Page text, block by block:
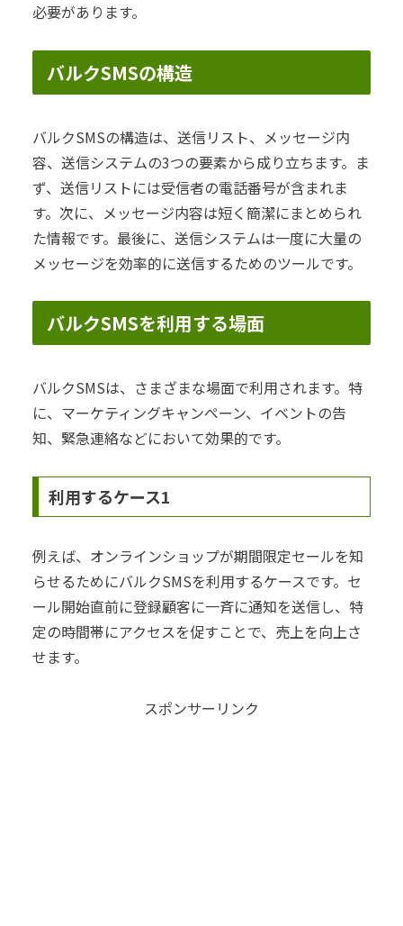
必要があります。
バルクSMSの構造
バルクSMSの構造は、送信リスト、メッセージ内
容、送信システムの3つの要素から成り立ちます。ま
ず、送信リストには受信者の電話番号が含まれま
す。次に、メッセージ内容は短く簡潔にまとめられ
た情報です。最後に、送信システムは一度に大量の
メッセージを効率的に送信するためのツールです。
バルクSMSを利用する場面
バルクSMSは、さまざまな場面で利用されます。特
に、マーケティングキャンペーン、イベントの告
知、緊急連絡などにおいて効果的です。
利用するケース1
例えば、オンラインショップが期間限定セールを知
らせるためにバルクSMSを利用するケースです。セ
ール開始直前に登録顧客に一斉に通知を送信し、特
定の時間帯にアクセスを促すことで、売上を向上さ
せます。
スポンサーリンク